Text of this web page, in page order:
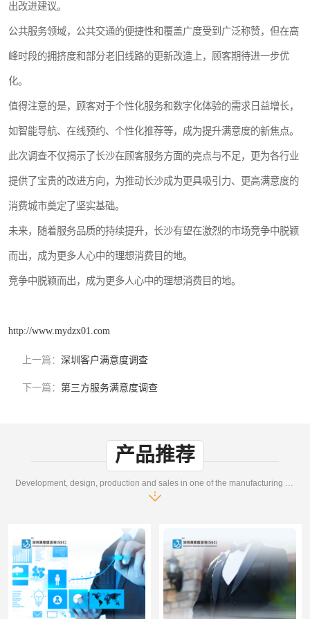
出改进建议。
公共服务领域，公共交通的便捷性和覆盖广度受到广泛称赞，但在高
峰时段的拥挤度和部分老旧线路的更新改造上，顾客期待进一步优
化。
值得注意的是，顾客对于个性化服务和数字化体验的需求日益增长，
如智能导航、在线预约、个性化推荐等，成为提升满意度的新焦点。
此次调查不仅揭示了长沙在顾客服务方面的亮点与不足，更为各行业
提供了宝贵的改进方向，为推动长沙成为更具吸引力、更高满意度的
消费城市奠定了坚实基础。
未来，随着服务品质的持续提升，长沙有望在激烈的市场竞争中脱颖
而出，成为更多人心中的理想消费目的地。
竞争中脱颖而出，成为更多人心中的理想消费目的地。
http://www.mydzx01.com
上一篇： 深圳客户满意度调查
下一篇： 第三方服务满意度调查
产品推荐
Development, design, production and sales in one of the manufacturing enterprises